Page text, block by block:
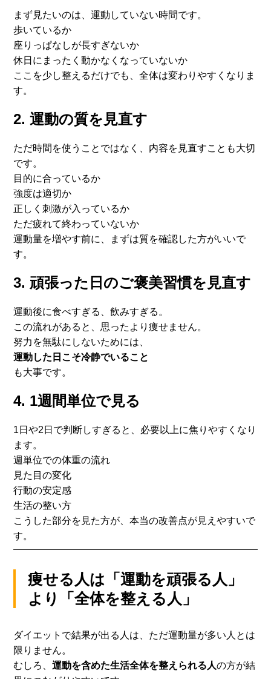
まず見たいのは、運動していない時間です。
歩いているか
座りっぱなしが長すぎないか
休日にまったく動かなくなっていないか
ここを少し整えるだけでも、全体は変わりやすくなりま
す。
2. 運動の質を見直す
ただ時間を使うことではなく、内容を見直すことも大切
です。
目的に合っているか
強度は適切か
正しく刺激が入っているか
ただ疲れて終わっていないか
運動量を増やす前に、まずは質を確認した方がいいで
す。
3. 頑張った日のご褒美習慣を見直す
運動後に食べすぎる、飲みすぎる。
この流れがあると、思ったより痩せません。
努力を無駄にしないためには、
運動した日こそ冷静でいること
も大事です。
4. 1週間単位で見る
1日や2日で判断しすぎると、必要以上に焦りやすくなり
ます。
週単位での体重の流れ
見た目の変化
行動の安定感
生活の整い方
こうした部分を見た方が、本当の改善点が見えやすいで
す。
痩せる人は「運動を頑張る人」
より「全体を整える人」
ダイエットで結果が出る人は、 ただ運動量が多い人とは
限りません。
むしろ、運動を含めた生活全体を整えられる人の方が結